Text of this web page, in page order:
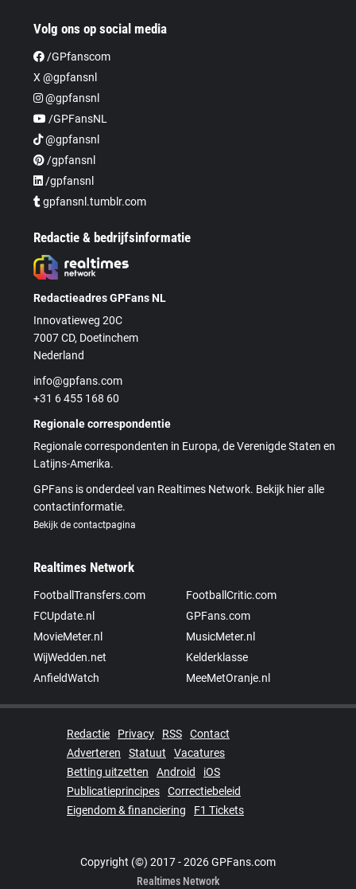
Volg ons op social media
/GPfanscom
X @gpfansnl
@gpfansnl
/GPFansNL
@gpfansnl
/gpfansnl
/gpfansnl
gpfansnl.tumblr.com
Redactie & bedrijfsinformatie
Redactieadres GPFans NL
Innovatieweg 20C
7007 CD, Doetinchem
Nederland
info@gpfans.com
+31 6 455 168 60
Regionale correspondentie
Regionale correspondenten in Europa, de Verenigde Staten en
Latijns-Amerika.
GPFans is onderdeel van Realtimes Network. Bekijk hier alle
contactinformatie.
Bekijk de contactpagina
Realtimes Network
FootballTransfers.com
FootballCritic.com
FCUpdate.nl
GPFans.com
MovieMeter.nl
MusicMeter.nl
WijWedden.net
Kelderklasse
AnfieldWatch
MeeMetOranje.nl
Redactie Privacy RSS
Contact
Adverteren
Statuut
Vacatures
Betting uitzetten
Android
iOS
Publicatieprincipes
Correctiebeleid
Eigendom & financiering
F1 Tickets
Copyright (©) 2017 - 2026 GPFans.com
Realtimes Network